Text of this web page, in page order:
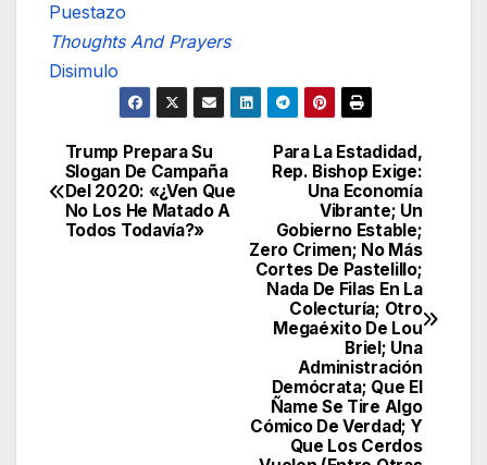
Puestazo
Thoughts And Prayers
Disimulo
Navegación
de
Para La Estadidad,
Rep. Bishop Exige:
Una Economía
Vibrante; Un
Gobierno Estable;
Zero Crimen; No Más
Cortes De Pastelillo;
Nada De Filas En La
Colecturía; Otro
Megaéxito De Lou
Briel; Una
Administración
Demócrata; Que El
Ñame Se Tire Algo
Cómico De Verdad; Y
Que Los Cerdos
Trump Prepara Su
Slogan De Campaña
Del 2020: «¿Ven Que
No Los He Matado A
Todos Todavía?»